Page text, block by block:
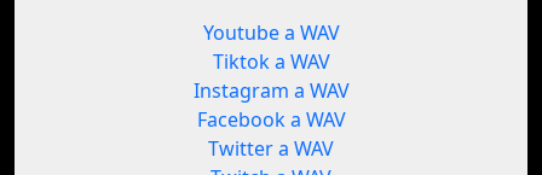
Youtube a WAV
Tiktok a WAV
Instagram a WAV
Facebook a WAV
Twitter a WAV